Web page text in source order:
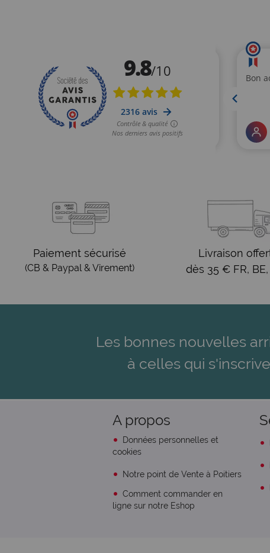
Paiement sécurisé
(CB & Paypal & Virement)
Livraison
dès 35 € FR,
Les bonnes nouvelles
à celles qui
A propos
Données personnelles et
cookies
Notre point de Vente à Poitiers
Comment commander en
ligne sur notre Eshop